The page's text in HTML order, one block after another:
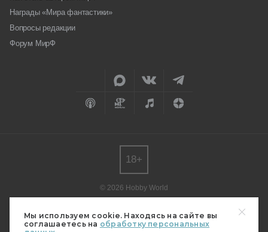
Мы используем cookie. Находясь на сайте вы
соглашаетесь на обработку персональных
Награды «Мира фантастики»
Вопросы редакции
Форум МирФ
© 2026 Hobby World
редакции.
Мнение авторов может не совпадать с мнением редакции.
18+